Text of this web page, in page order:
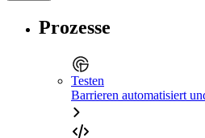
Prozesse
Testen
Barrieren automatisiert